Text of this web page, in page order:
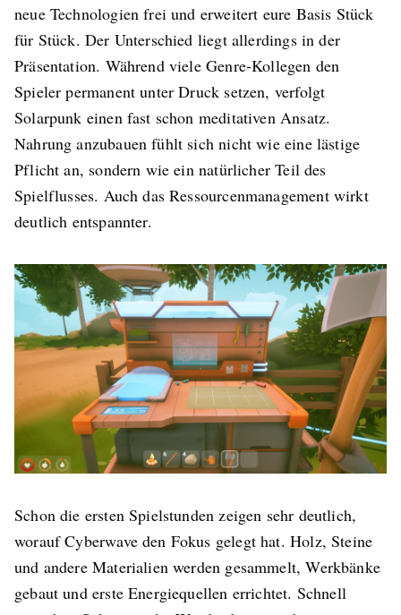
neue Technologien frei und erweitert eure Basis Stück
für Stück. Der Unterschied liegt allerdings in der
Präsentation. Während viele Genre-Kollegen den
Spieler permanent unter Druck setzen, verfolgt
Solarpunk einen fast schon meditativen Ansatz.
Nahrung anzubauen fühlt sich nicht wie eine lästige
Pflicht an, sondern wie ein natürlicher Teil des
Spielflusses. Auch das Ressourcenmanagement wirkt
deutlich entspannter.
Schon die ersten Spielstunden zeigen sehr deutlich,
worauf Cyberwave den Fokus gelegt hat. Holz, Steine
und andere Materialien werden gesammelt, Werkbänke
gebaut und erste Energiequellen errichtet. Schnell